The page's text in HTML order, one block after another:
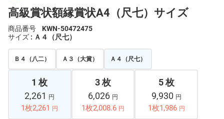
高級賞状額縁賞状A4（尺七）サイズ
商品番号
KWN-50472475
サイズ : Ａ４（尺七）
Ｂ４（八二） Ａ３（大賞） Ａ４（尺七）
1 枚
2,261 円
1枚2,261 円
3 枚
6,026 円
1枚2,008.6 円
5 枚
9,930 円
1枚1,986 円